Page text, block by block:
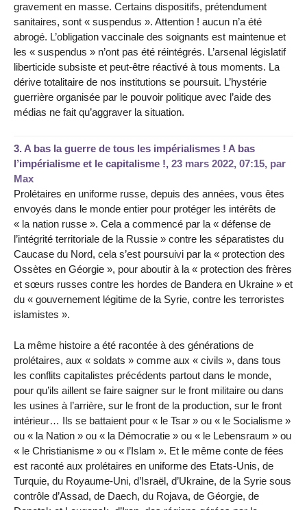
gravement en masse. Certains dispositifs, prétendument
sanitaires, sont « suspendus ». Attention ! aucun n’a été
abrogé. L’obligation vaccinale des soignants est maintenue et
les « suspendus » n’ont pas été réintégrés. L’arsenal législatif
liberticide subsiste et peut-être réactivé à tous moments. La
dérive totalitaire de nos institutions se poursuit. L’hystérie
guerrière organisée par le pouvoir politique avec l’aide des
médias ne fait qu’aggraver la situation.
3.A bas la guerre de tous les impérialismes ! A bas
l’impérialisme et le capitalisme !, 23 mars 2022, 07:15, par
Max
Prolétaires en uniforme russe, depuis des années, vous êtes
envoyés dans le monde entier pour protéger les intérêts de
« la nation russe ». Cela a commencé par la « défense de
l’intégrité territoriale de la Russie » contre les séparatistes du
Caucase du Nord, cela s’est poursuivi par la « protection des
Ossètes en Géorgie », pour aboutir à la « protection des frères
et sœurs russes contre les hordes de Bandera en Ukraine » et
du « gouvernement légitime de la Syrie, contre les terroristes
islamistes ».
La même histoire a été racontée à des générations de
prolétaires, aux « soldats » comme aux « civils », dans tous
les conflits capitalistes précédents partout dans le monde,
pour qu’ils aillent se faire saigner sur le front militaire ou dans
les usines à l’arrière, sur le front de la production, sur le front
intérieur… Ils se battaient pour « le Tsar » ou « le Socialisme »
ou « la Nation » ou « la Démocratie » ou « le Lebensraum » ou
« le Christianisme » ou « l’Islam ». Et le même conte de fées
est raconté aux prolétaires en uniforme des Etats-Unis, de
Turquie, du Royaume-Uni, d’Israël, d’Ukraine, de la Syrie sous
contrôle d’Assad, de Daech, du Rojava, de Géorgie, de